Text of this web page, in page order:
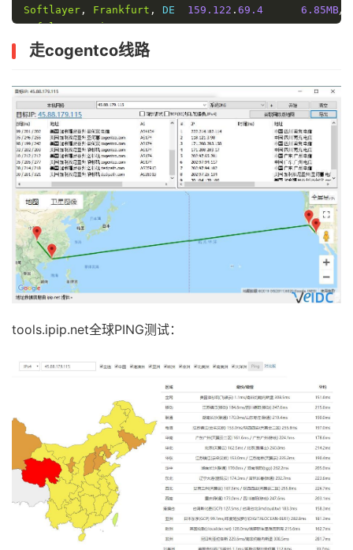
Softlayer , Frankfurt , DE 159.122 . 69.4 6.85MB/
Softlayer, Singapore, SG 119.81.28.170 6.96MB/
Softlayer
HongKong,
西安电信
63.55 111.84
重庆联通
38.11 Mbit s 12.33
北京联通
81.49 Mbit / s 80.87
合肥
: 171.52 ms 北京 166.63 ms
: Fail 成都 : Fail
上海
太原
: Fail ms 宁夏
呼和浩特
: 175.5 南昌
拉萨
乌鲁木齐
: 262.25 天津 : 161.38 ms 襄阳
郑州
: Fail
兰州
哈尔滨
:
苏州
济南
: 184.82 ms 西宁
重庆
南京
: 1584.05 ms
走cogentco线路
tools.ipip.net全球PING测试：